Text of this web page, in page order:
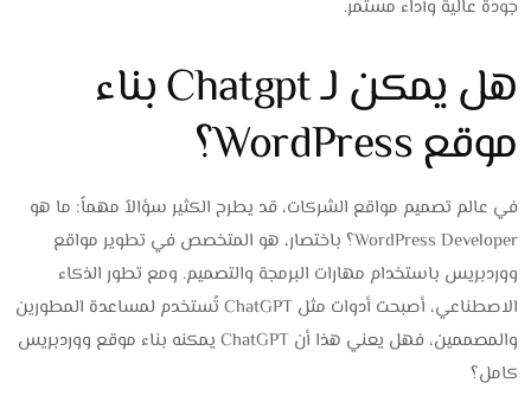
جودة عالية وأداء مستمر.
هل يمكن لـ Chatgpt بناء
موقع WordPress؟
في عالم تصميم مواقع الشركات، قد يطرح الكثير سؤالاً مهماً: ما هو
WordPress Developer؟ باختصار، هو المتخصص في تطوير مواقع
ووردبريس باستخدام مهارات البرمجة والتصميم. ومع تطور الذكاء
الاصطناعي، أصبحت أدوات مثل ChatGPT تُستخدم لمساعدة المطورين
والمصممين، فهل يعني هذا أن ChatGPT يمكنه بناء موقع ووردبريس
كامل؟